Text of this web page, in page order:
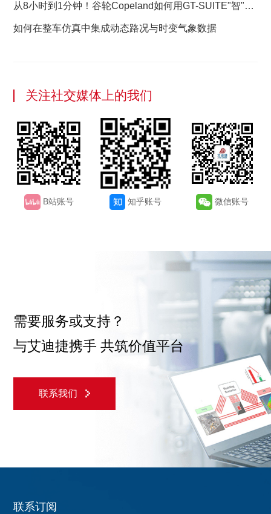
从8小时到1分钟！谷轮Copeland如何用GT-SUITE"智"胜
如何在整车仿真中集成动态路况与时变气象数据
关注社交媒体上的我们
B站账号 知乎账号 微信账号
需要服务或支持？
与艾迪捷携手 共筑价值平台
联系我们
联系订阅